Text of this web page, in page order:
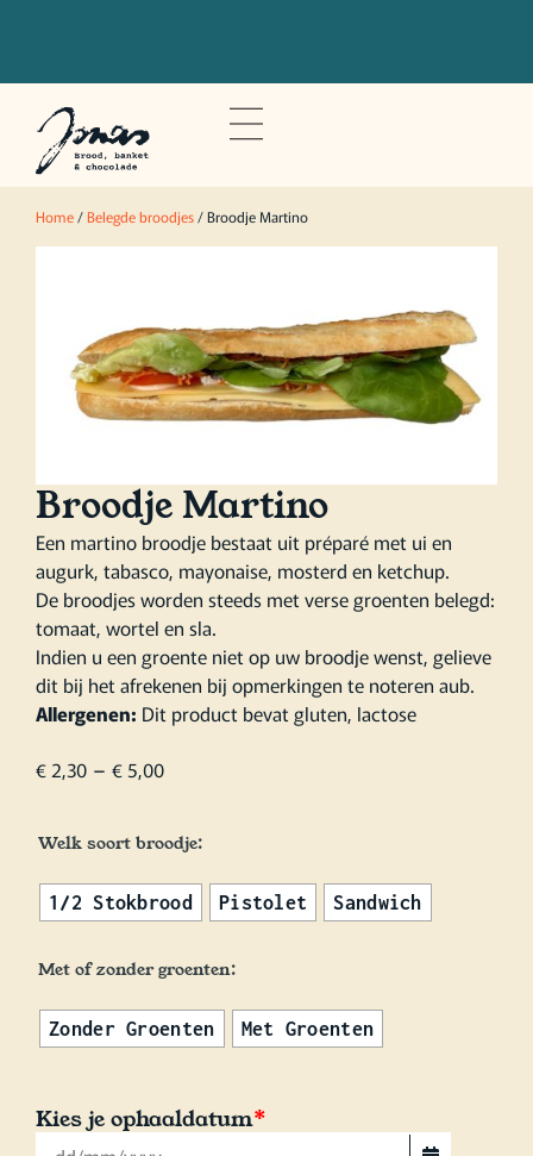
Bestel voor 20u om je bestelling de
volgende dag op te halen
Home/Belegde broodjes/ Broodje Martino
Broodje Martino
Een martino broodje bestaat uit préparé met ui en
augurk, tabasco, mayonaise, mosterd en ketchup.
De broodjes worden steeds met verse groenten belegd:
tomaat, wortel en sla.
Indien u een groente niet op uw broodje wenst, gelieve
dit bij het afrekenen bij opmerkingen te noteren aub.
Allergenen: Dit product bevat gluten, lactose
€2,30 – €5,00
Welk soort broodje:
1/2 Stokbrood Pistolet Sandwich
Met of zonder groenten:
Zonder Groenten Met Groenten
*
Kies je ophaaldatum